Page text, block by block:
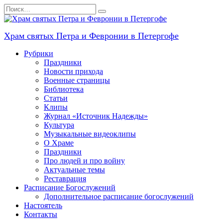
Перейти
к
содержанию
Search
for:
Храм святых Петра и Февронии в Петергофе
Рубрики
Праздники
Новости прихода
Военные страницы
Библиотека
Статьи
Клипы
Журнал «Источник Надежды»
Культура
Музыкальные видеоклипы
О Храме
Праздники
Про людей и про войну
Актуальные темы
Реставрация
Расписание Богослужений
Дополнительное расписание богослужений
Настоятель
Контакты